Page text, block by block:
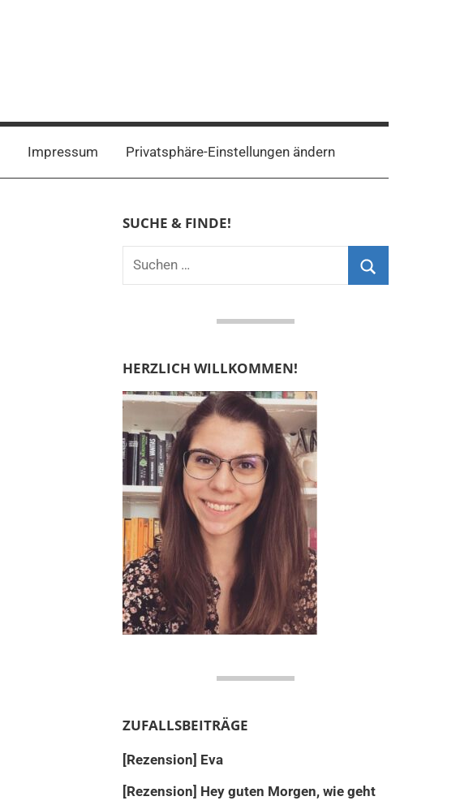
Impressum Privatsphäre-Einstellungen ändern
SUCHE & FINDE!
Suchen
HERZLICH WILLKOMMEN!
ZUFALLSBEITRÄGE
[Rezension] Eva
[Rezension] Hey guten Morgen, wie geht